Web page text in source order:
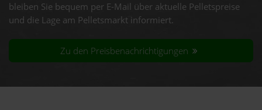
bleiben Sie bequem per E-Mail über aktuelle Pelletspreise
und die Lage am Pelletsmarkt informiert.
Zu den Preisbenachrichtigungen